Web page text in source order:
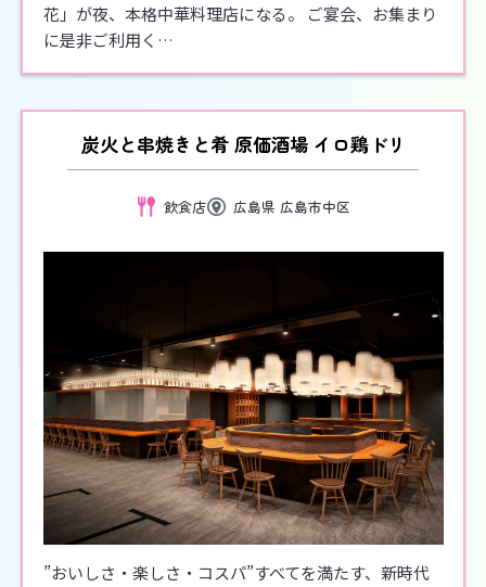
花」が夜、本格中華料理店になる。 ご宴会、お集まり
に是非ご利用く…
炭火と串焼きと肴 原価酒場 イロ鶏ドリ
飲食店 広島県 広島市中区
”おいしさ・楽しさ・コスパ”すべてを満たす、新時代